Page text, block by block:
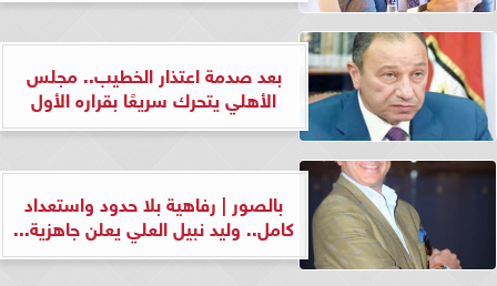
بعد صدمة اعتذار الخطيب.. مجلس
الأهلي يتحرك سريعًا بقراره الأول
بالصور | رفاهية بلا حدود واستعداد
كامل.. وليد نبيل العلي يعلن جاهزية...